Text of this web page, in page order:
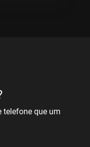
telefone que um